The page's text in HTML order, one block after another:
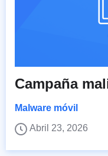
Campaña
Malware móvil
Abril 23, 2026